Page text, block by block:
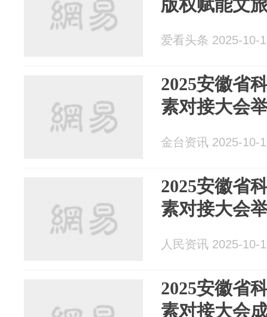
版权赋能文
爱看头条 2025-10-
2025安徽省
素对接大会
金台资讯 2025-10-
2025安徽省
素对接大会
人民资讯 2025-10-
2025安徽省
素对接大会